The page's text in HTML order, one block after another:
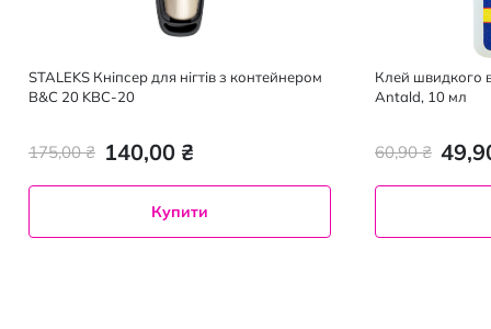
STALEKS Кніпсер для нігтів з контейнером
B&C 20 KBC-20
140,00 ₴
175,00 ₴
Купити
Клей швидкого
Antald, 10 мл
60,90 ₴